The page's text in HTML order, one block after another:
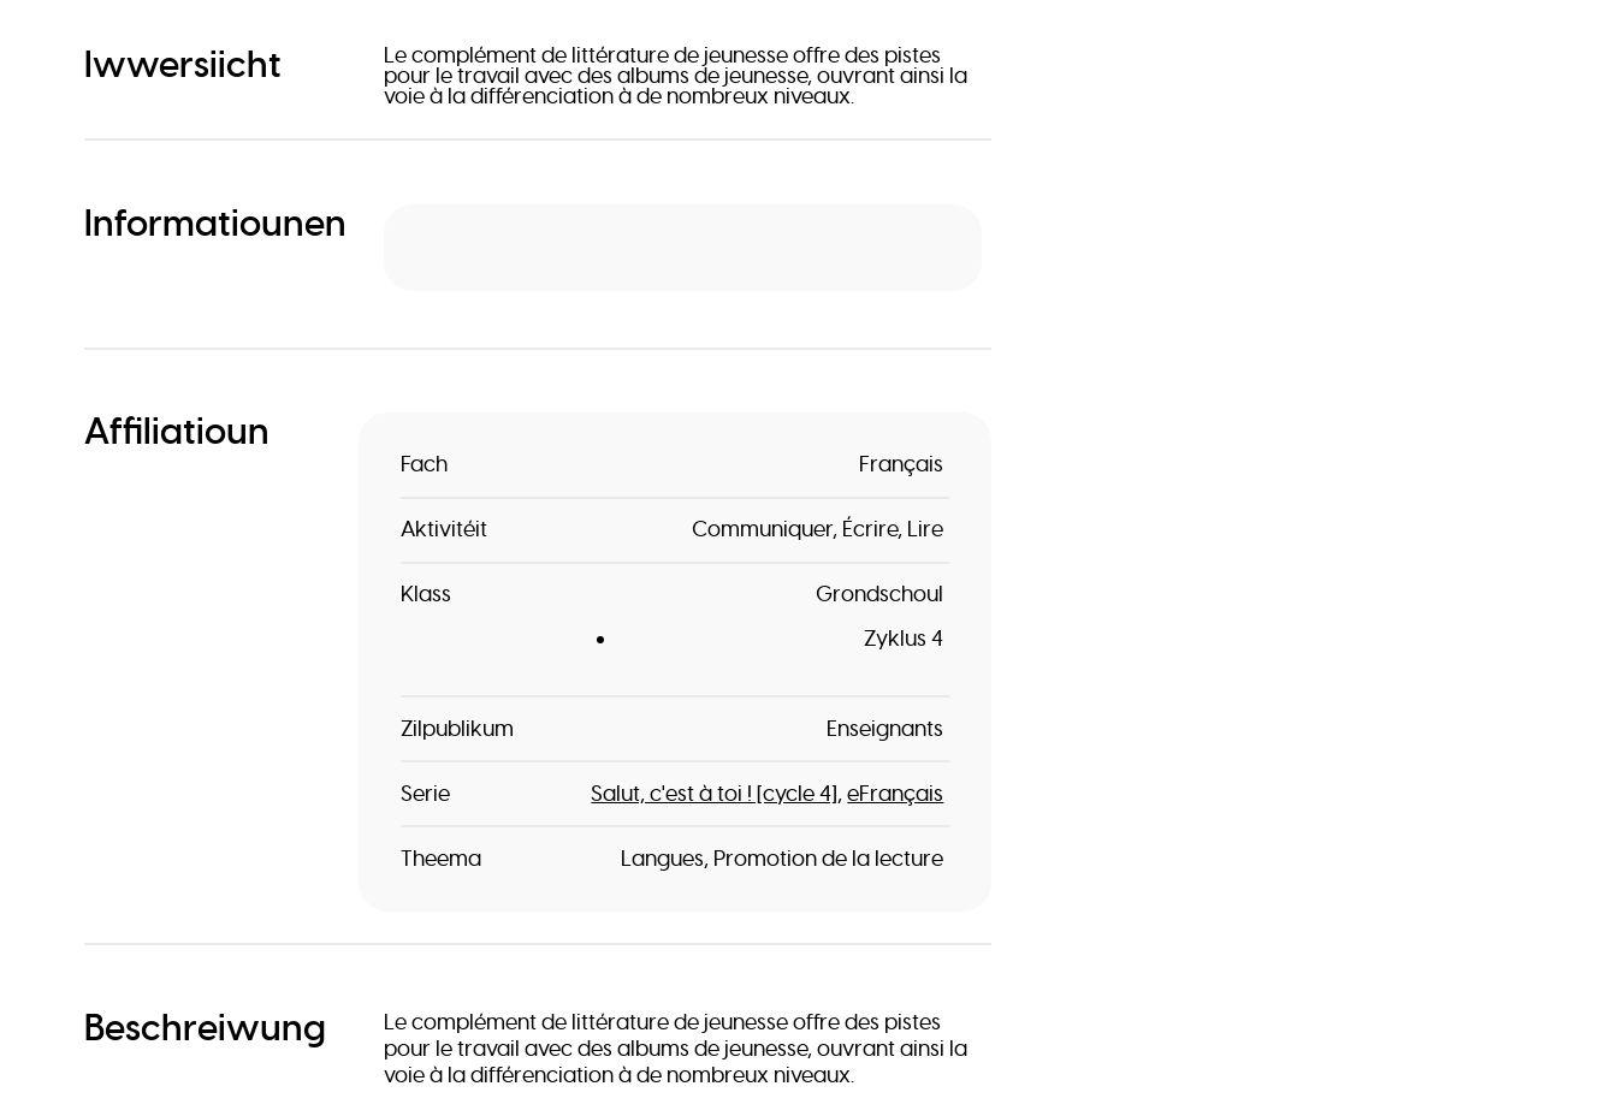
Iwwersiicht Le complément de littérature de jeunesse offre des pistes
pour le travail avec des albums de jeunesse, ouvrant ainsi la
voie à la différenciation à de nombreux niveaux.
Informatiounen
Affiliatioun
Fach Français
Aktivitéit Communiquer Écrire Lire
Klass
Grondschoul
Zyklus 4
Zilpublikum Enseignants
Serie Salut, c'est à toi ! [cycle 4] eFrançais
Theema Langues Promotion de la lecture
Beschreiwung
Le complément de littérature de jeunesse offre des pistes
pour le travail avec des albums de jeunesse, ouvrant ainsi la
voie à la différenciation à de nombreux niveaux.